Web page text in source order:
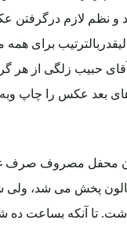
و نظم لازم درگرفتن
برای
حبیب زلگی از هر
بعد عکس را چاپ
محفل مصروف صرف
پخش می شد، ولی
تا آنکه بساعت ده